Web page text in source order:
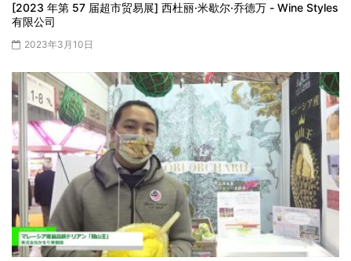
[2023 年第 57 届超市贸易展] 西杜丽·米歇尔·乔德万 - Wine Styles
有限公司
2023年3月10日